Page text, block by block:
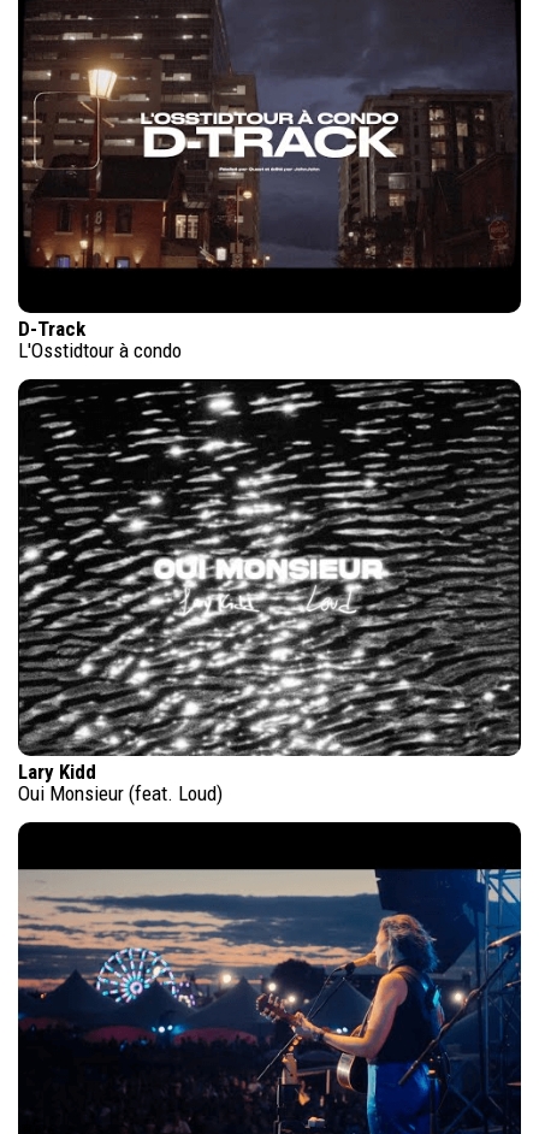
D-Track
L'Osstidtour à condo
Lary Kidd
Oui Monsieur (feat. Loud)